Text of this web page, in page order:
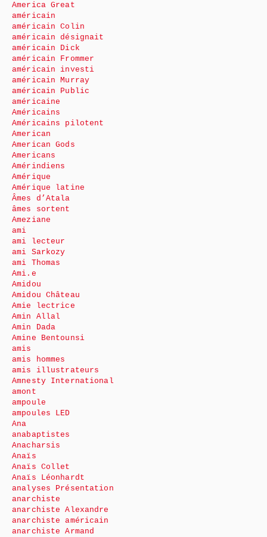
America Great
américain
américain Colin
américain désignait
américain Dick
américain Frommer
américain investi
américain Murray
américain Public
américaine
Américains
Américains pilotent
American
American Gods
Americans
Amérindiens
Amérique
Amérique latine
Âmes d’Atala
âmes sortent
Ameziane
ami
ami lecteur
ami Sarkozy
ami Thomas
Ami.e
Amidou
Amidou Château
Amie lectrice
Amin Allal
Amin Dada
Amine Bentounsi
amis
amis hommes
amis illustrateurs
Amnesty International
amont
ampoule
ampoules LED
Ana
anabaptistes
Anacharsis
Anaïs
Anaïs Collet
Anaïs Léonhardt
analyses Présentation
anarchiste
anarchiste Alexandre
anarchiste américain
anarchiste Armand